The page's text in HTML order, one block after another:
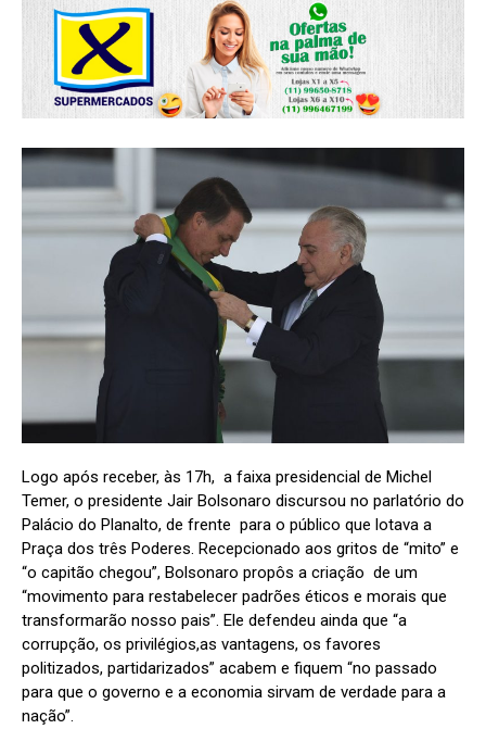
Logo após receber, às 17h, a faixa presidencial de Michel
Temer, o presidente Jair Bolsonaro discursou no parlatório do
Palácio do Planalto, de frente para o público que lotava a
Praça dos três Poderes. Recepcionado aos gritos de “mito” e
“o capitão chegou”, Bolsonaro propôs a criação de um
“movimento para restabelecer padrões éticos e morais que
transformarão nosso pais”. Ele defendeu ainda que “a
corrupção, os privilégios,as vantagens, os favores
politizados, partidarizados” acabem e fiquem “no passado
para que o governo e a economia sirvam de verdade para a
nação”.